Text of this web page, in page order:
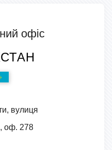
офіс
вулиця
оф. 278